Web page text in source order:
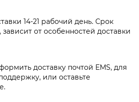
14-21 рабочий день. Срок
от особенностей доставки
доставку почтой EMS, для
или оставьте